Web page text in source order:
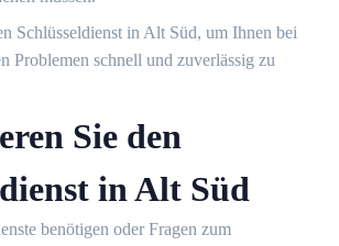
Schlüsseldienst in Alt Süd, um Ihnen bei
Problemen schnell und zuverlässig zu
Sie den
in Alt Süd
benötigen oder Fragen zum